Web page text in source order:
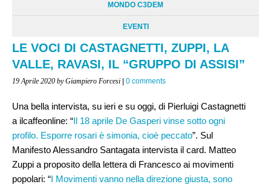
MONDO C3DEM
EVENTI
LE VOCI DI CASTAGNETTI, ZUPPI, LA
VALLE, RAVASI, IL “GRUPPO DI ASSISI”
19 Aprile 2020 by Giampiero Forcesi | 0 comments
Una bella intervista, su ieri e su oggi, di Pierluigi Castagnetti
a ilcaffeonline: “Il 18 aprile De Gasperi vinse sotto ogni
profilo. Esporre rosari è simonia, cioè peccato”. Sul
Manifesto Alessandro Santagata intervista il card. Matteo
Zuppi a proposito della lettera di Francesco ai movimenti
popolari: “I Movimenti vanno nella direzione giusta, sono